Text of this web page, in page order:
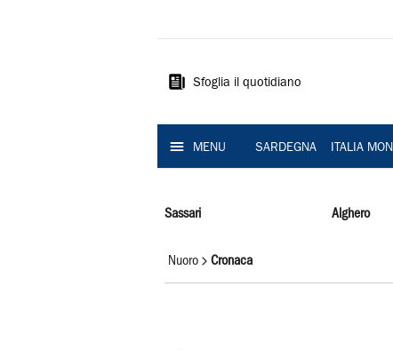
Sardegna
Sfoglia il quotidiano
MENU SARDEGNA ITALIA
Sassari Alghero
Nuoro Cronaca